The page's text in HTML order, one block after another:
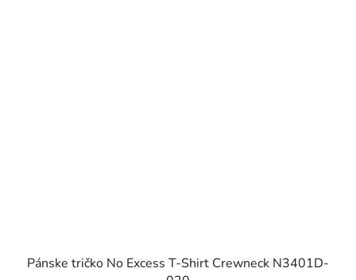
Pánske tričko No Excess T-Shirt Crewneck N3401D-